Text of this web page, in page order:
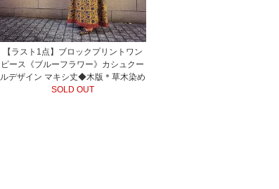
【ラスト1点】ブロックプリントワン
ピース《ブルーフラワー》カシュクー
ルデザイン マキシ丈◆木版＊草木染め
SOLD OUT